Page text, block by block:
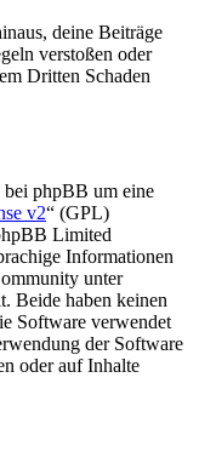
deine Beiträge
verstoßen oder
Dritten Schaden
bei phpBB um eine
v2“ (GPL)
Limited
Informationen
unter
Beide haben keinen
Software verwendet
der Software
oder auf Inhalte